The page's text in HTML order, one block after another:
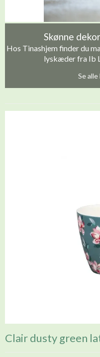
Skønne
Hos Tinashjem finder du
lyskæder fra Ib
Se
Clair dusty green